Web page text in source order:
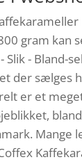
gram kan
Slik - Bland-
der sælges
er et
Mange